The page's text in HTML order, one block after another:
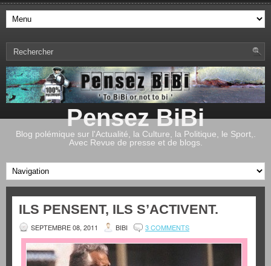
Pensez BiBi
Blog polémique sur l'Actualité, la Culture, la Politique, le Sport,.
Avec Revue de presse et de blogs.
ILS PENSENT, ILS S’ACTIVENT.
SEPTEMBRE 08, 2011 BIBI 3 COMMENTS